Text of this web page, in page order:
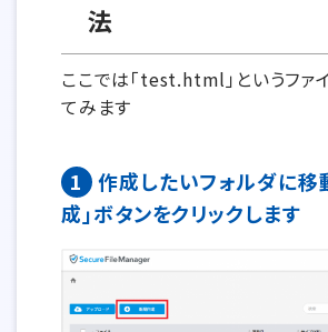
法
ここでは「test.html」というファ
てみます
1
作成したいフォルダに移
成」ボタンをクリックします